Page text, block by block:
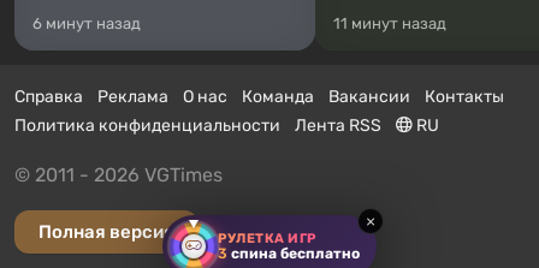
РУЛЕТКА ИГР
3 спина бесплатно
×
6 минут назад 11 минут назад
Справка Реклама О нас Команда Вакансии
Контакты
Политика конфиденциальности
Лента RSS RU
© 2011 - 2026 VGTimes
Полная версия